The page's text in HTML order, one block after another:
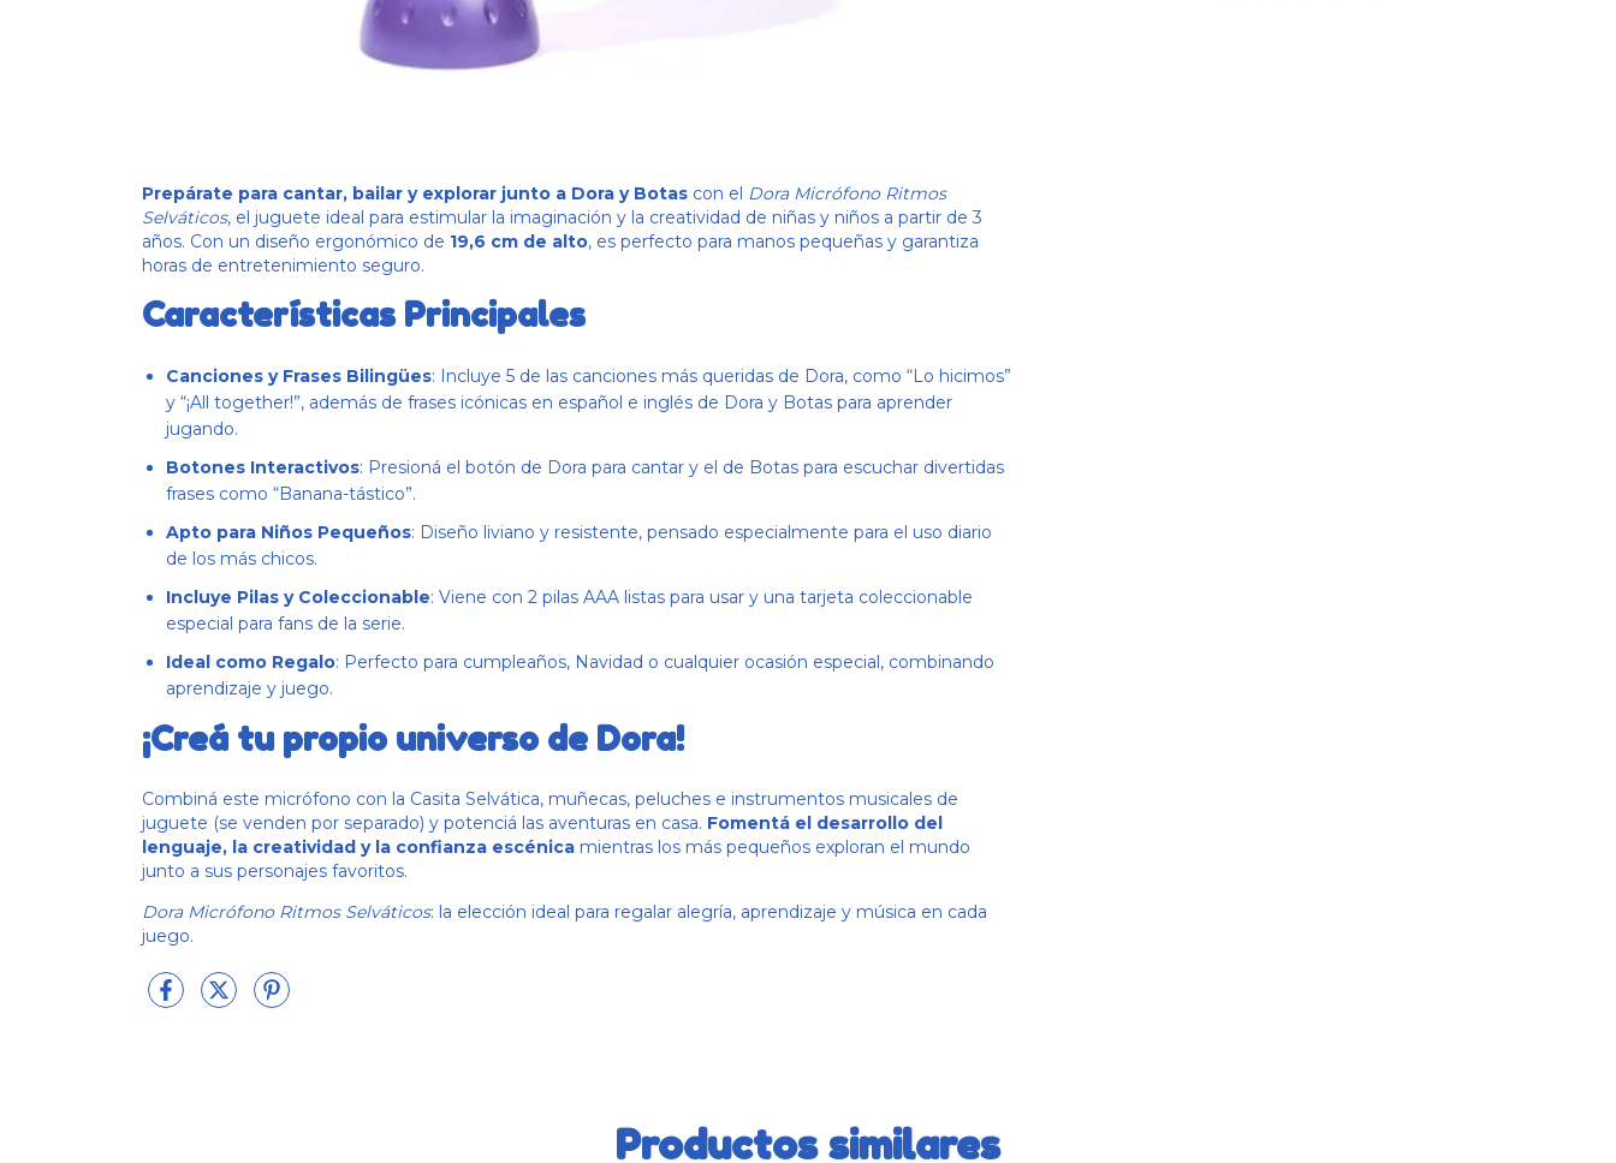
Prepárate para cantar, bailar y explorar junto a Dora y Botas con el Dora Micrófono Ritmos
Selváticos, el juguete ideal para estimular la imaginación y la creatividad de niñas y niños a partir de 3
años. Con un diseño ergonómico de 19,6 cm de alto, es perfecto para manos pequeñas y garantiza
horas de entretenimiento seguro.
Características Principales
Canciones y Frases Bilingües: Incluye 5 de las canciones más queridas de Dora, como “Lo hicimos”
y “¡All together!”, además de frases icónicas en español e inglés de Dora y Botas para aprender
jugando.
Botones Interactivos: Presioná el botón de Dora para cantar y el de Botas para escuchar divertidas
frases como “Banana-tástico”.
Apto para Niños Pequeños: Diseño liviano y resistente, pensado especialmente para el uso diario
de los más chicos.
Incluye Pilas y Coleccionable: Viene con 2 pilas AAA listas para usar y una tarjeta coleccionable
especial para fans de la serie.
Ideal como Regalo: Perfecto para cumpleaños, Navidad o cualquier ocasión especial, combinando
aprendizaje y juego.
¡Creá tu propio universo de Dora!
Combiná este micrófono con la Casita Selvática, muñecas, peluches e instrumentos musicales de
juguete (se venden por separado) y potenciá las aventuras en casa. Fomentá el desarrollo del
lenguaje, la creatividad y la confianza escénica mientras los más pequeños exploran el mundo
junto a sus personajes favoritos.
Dora Micrófono Ritmos Selváticos: la elección ideal para regalar alegría, aprendizaje y música en cada
juego.
Productos similares